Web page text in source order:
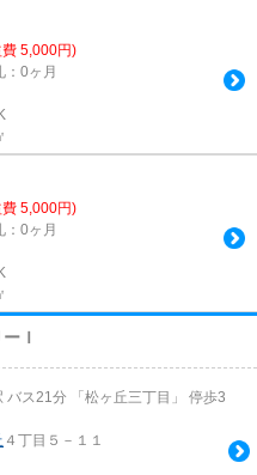
5,000円)
：0ヶ月
5,000円)
：0ヶ月
Ｉ
バス21分 「松ヶ丘三丁目」 停歩3
４丁目５－１１